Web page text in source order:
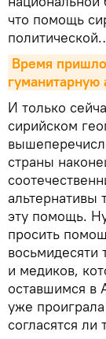
что помощь
Время
гуманитарную
И только
сирийском
страны
альтернативы
эту помощь.
просить
восьмидесяти
и медиков,
оставшимся в
уже
согласятся